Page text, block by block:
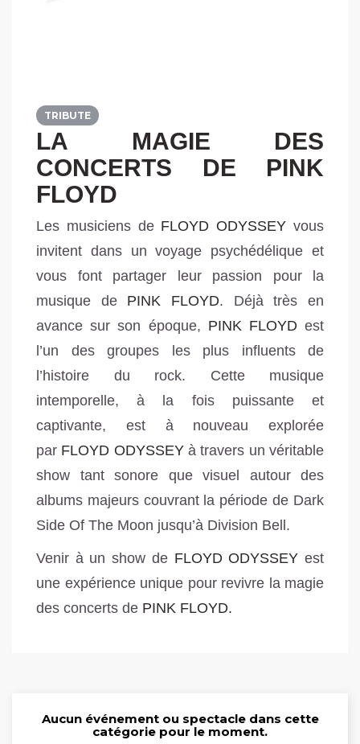
TRIBUTE
LA MAGIE DES
CONCERTS DE PINK
FLOYD
Les musiciens de FLOYD ODYSSEY vous
invitent dans un voyage psychédélique et
vous font partager leur passion pour la
musique de PINK FLOYD. Déjà très en
avance sur son époque, PINK FLOYD est
l’un des groupes les plus influents de
l’histoire du rock. Cette musique
intemporelle, à la fois puissante et
captivante, est à nouveau explorée
par FLOYD ODYSSEYà travers un véritable
show tant sonore que visuel autour des
albums majeurs couvrant la période de Dark
Side Of The Moon jusqu’à Division Bell.
Venir à un show de FLOYD ODYSSEY est
une expérience unique pour revivre la magie
des concerts de PINK FLOYD.
Aucun événement ou spectacle dans cette
catégorie pour le moment.